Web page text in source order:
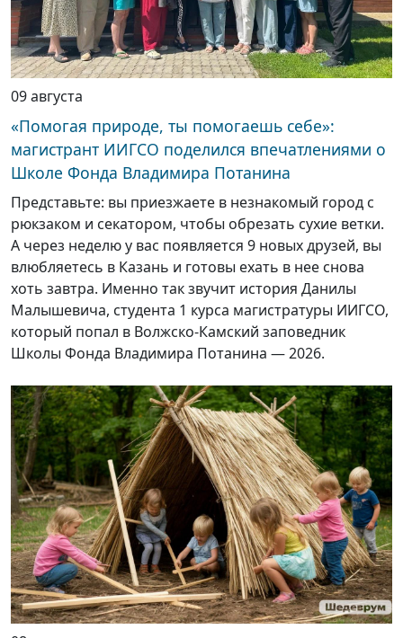
09 августа
«Помогая природе, ты помогаешь себе»:
магистрант ИИГСО поделился впечатлениями о
Школе Фонда Владимира Потанина
Представьте: вы приезжаете в незнакомый город с
рюкзаком и секатором, чтобы обрезать сухие ветки.
А через неделю у вас появляется 9 новых друзей, вы
влюбляетесь в Казань и готовы ехать в нее снова
хоть завтра. Именно так звучит история Данилы
Малышевича, студента 1 курса магистратуры ИИГСО,
который попал в Волжско-Камский заповедник
Школы Фонда Владимира Потанина — 2026.